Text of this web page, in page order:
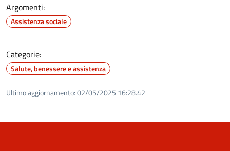
Argomenti:
Assistenza sociale
Categorie:
Salute, benessere e assistenza
Ultimo aggiornamento:02/05/2025 16:28.42